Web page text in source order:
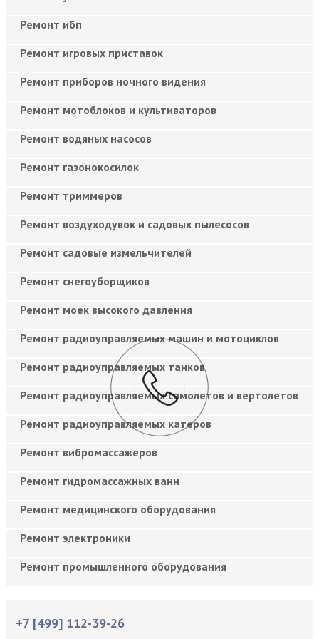
Ремонт ибп
Ремонт игровых приставок
Ремонт приборов ночного видения
Ремонт мотоблоков и культиваторов
Ремонт водяных насосов
Ремонт газонокосилок
Ремонт триммеров
Ремонт воздуходувок и садовых пылесосов
Ремонт садовые измельчителей
Ремонт снегоуборщиков
Ремонт моек высокого давления
Ремонт радиоуправляемых машин и мотоциклов
Ремонт радиоуправляемых танков
Ремонт радиоуправляемых самолетов и вертолетов
Ремонт радиоуправляемых катеров
Ремонт вибромассажеров
Ремонт гидромассажных ванн
Ремонт медицинского оборудования
Ремонт электроники
Ремонт промышленного оборудования
+7 [499] 112-39-26